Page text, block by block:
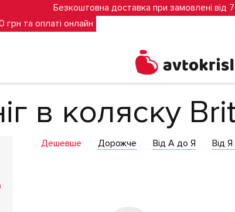
Безкоштовна доставка при замовлені від
та оплаті онлайн
в коляску
Дешевше Дорожче Від А до Я Від